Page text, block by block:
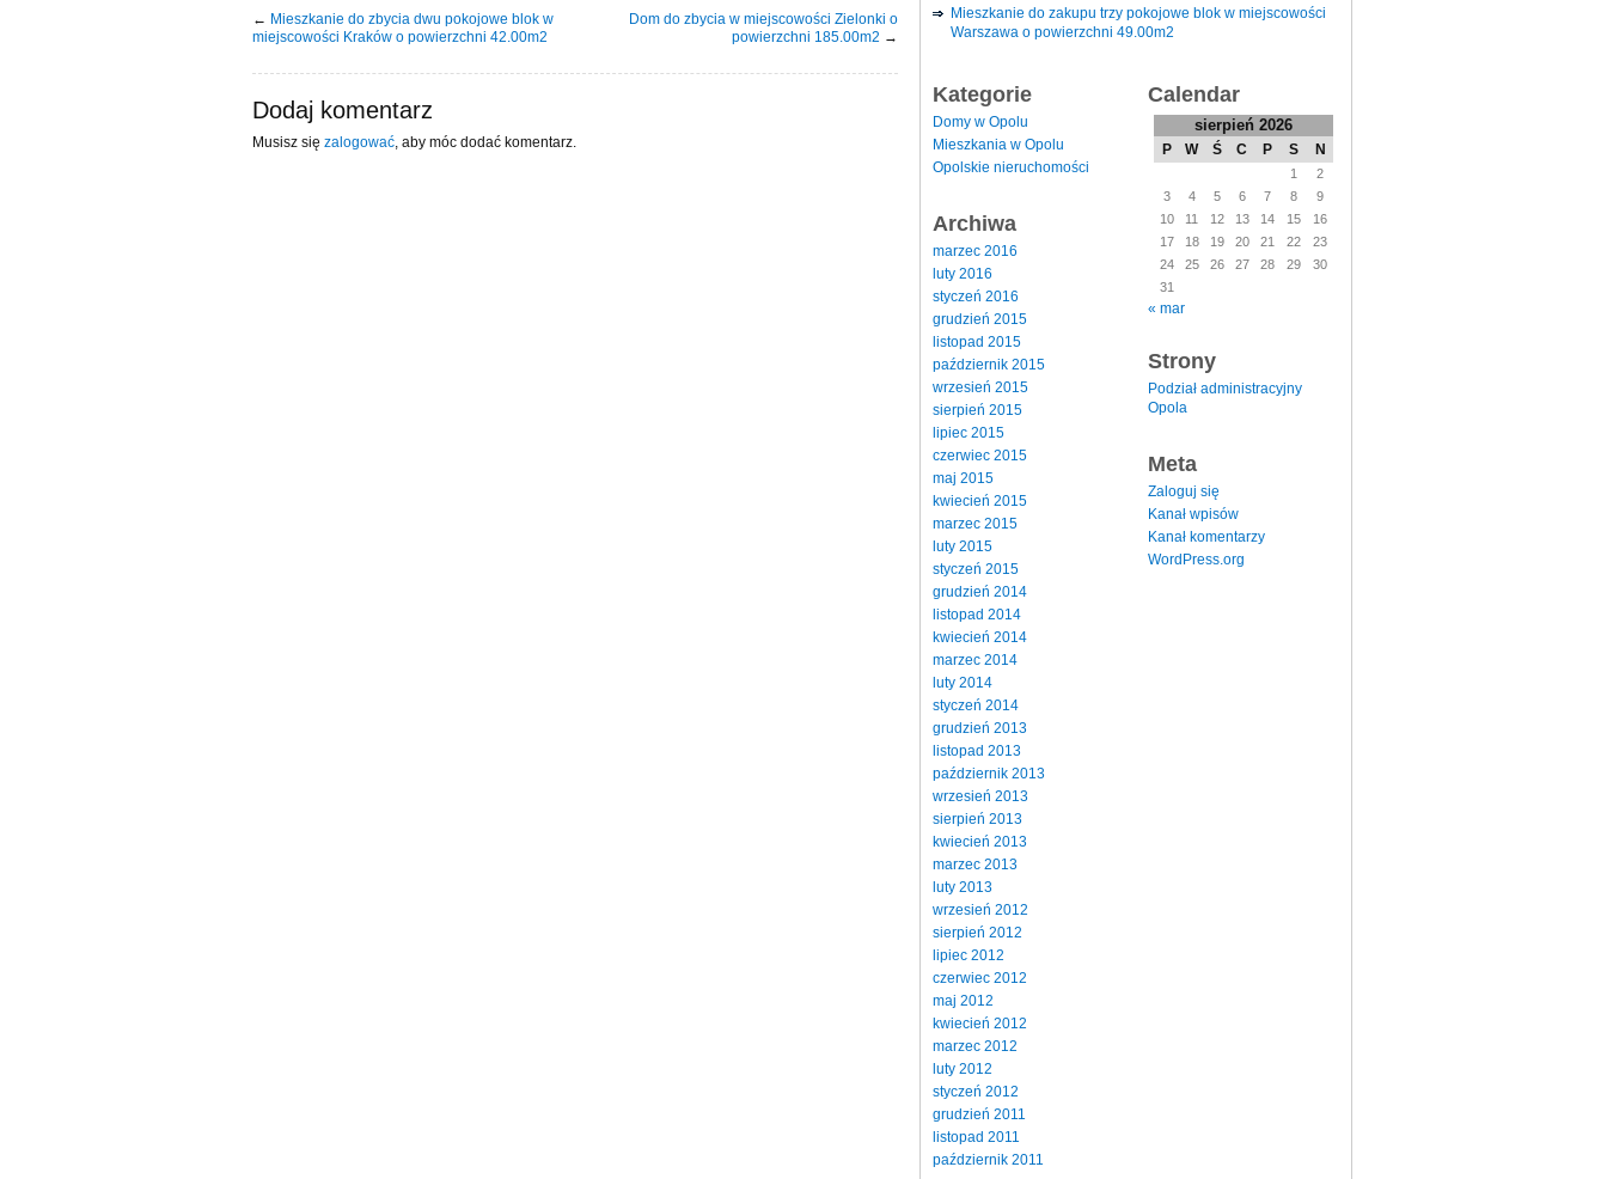
← Mieszkanie do zbycia dwu pokojowe blok w
miejscowości Kraków o powierzchni 42.00m2
Dom do zbycia w miejscowości Zielonki o
powierzchni 185.00m2 →
Dodaj komentarz
Musisz się zalogować , aby móc dodać komentarz.
Mieszkanie do zakupu trzy pokojowe blok w miejscowości
Warszawa o powierzchni 49.00m2
Kategorie
Domy w Opolu
Mieszkania w Opolu
Opolskie nieruchomości
Archiwa
marzec 2016
luty 2016
styczeń 2016
grudzień 2015
listopad 2015
październik 2015
wrzesień 2015
sierpień 2015
lipiec 2015
czerwiec 2015
maj 2015
kwiecień 2015
marzec 2015
luty 2015
styczeń 2015
grudzień 2014
listopad 2014
kwiecień 2014
marzec 2014
luty 2014
styczeń 2014
grudzień 2013
listopad 2013
październik 2013
wrzesień 2013
sierpień 2013
kwiecień 2013
marzec 2013
luty 2013
wrzesień 2012
sierpień 2012
lipiec 2012
czerwiec 2012
maj 2012
kwiecień 2012
marzec 2012
luty 2012
styczeń 2012
grudzień 2011
listopad 2011
październik 2011
Calendar
sierpień 2026
P W Ś C P S N
1
2
3
4 5 6 7 8
9
10
11 12 13 14 15
16
17
18 19 20 21 22
23
24
25 26 27 28 29
30
31
« mar
Strony
Podział administracyjny
Opola
Meta
Zaloguj się
Kanał wpisów
Kanał komentarzy
WordPress.org